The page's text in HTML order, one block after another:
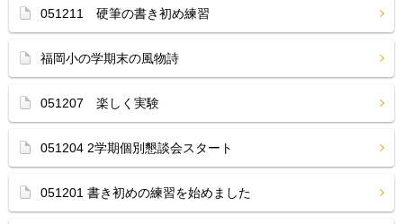
051211 硬筆の書き初め練習
福岡小の学期末の風物詩
051207 楽しく実験
051204 2学期個別懇談会スタート
051201 書き初めの練習を始めました